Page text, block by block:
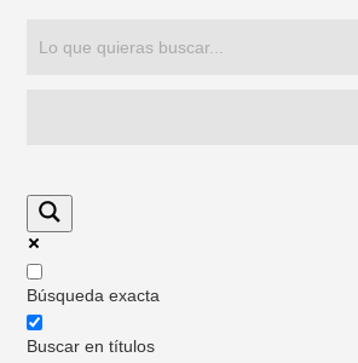
Búsqueda exacta
Buscar en títulos